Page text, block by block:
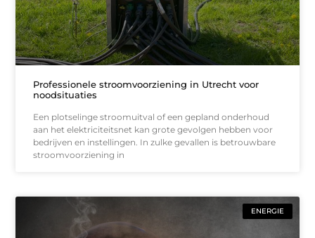
Professionele stroomvoorziening in Utrecht voor
noodsituaties
Een plotselinge stroomuitval of een gepland onderhoud
aan het elektriciteitsnet kan grote gevolgen hebben voor
bedrijven en instellingen. In zulke gevallen is betrouwbare
stroomvoorziening in
ENERGIE